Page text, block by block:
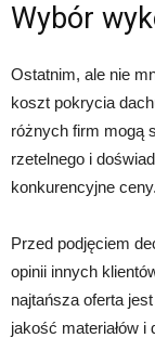
Wybór
Ostatnim, ale nie
koszt pokrycia
różnych firm mogą
rzetelnego i
konkurencyjne ceny.
Przed podjęciem
opinii innych
najtańsza oferta
jakość materiałów